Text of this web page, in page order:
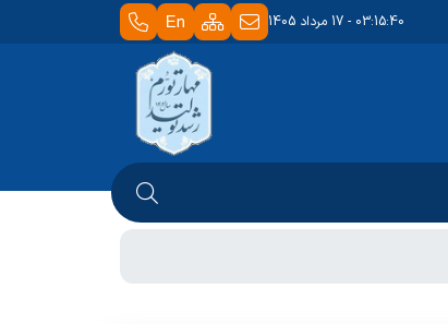
03:15:40 - 17 مرداد 1405